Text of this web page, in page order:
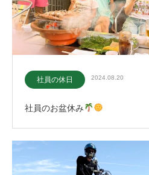
社員の休日 2024.08.20
社員のお盆休み